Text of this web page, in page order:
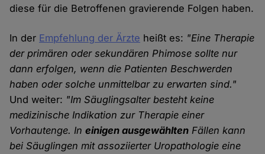
diese für die Betroffenen gravierende Folgen haben.
In der Empfehlung der Ärzte heißt es: "Eine Therapie
der primären oder sekundären Phimose sollte nur
dann erfolgen, wenn die Patienten Beschwerden
haben oder solche unmittelbar zu erwarten sind."
Und weiter: "Im Säuglingsalter besteht keine
medizinische Indikation zur Therapie einer
Vorhautenge. Ineinigen ausgewählten Fällen kann
bei Säuglingen mit assoziierter Uropathologie eine